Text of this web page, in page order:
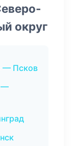
округ
— Псков
—